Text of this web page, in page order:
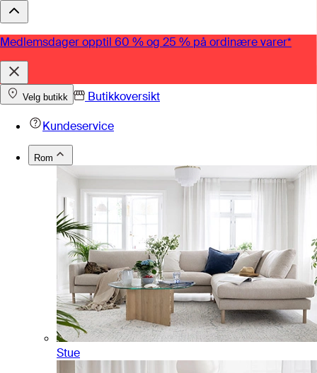
Medlemsdager opptil 60 % og 25 % på ordinære varer*
Velg butikk
Butikkoversikt
Kundeservice
Rom
Stue